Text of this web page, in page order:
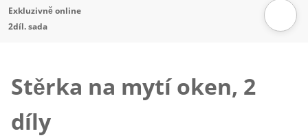
Exkluzivně online
2díl. sada
Stěrka na mytí oken, 2
díly